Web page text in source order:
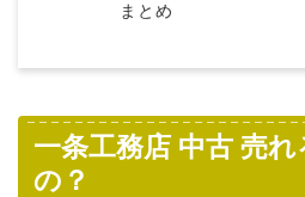
まとめ
一条工務店 中古 売
の？